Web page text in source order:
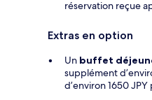
réservation reçue
Extras en option
Un buffet
supplément
d’environ 1650